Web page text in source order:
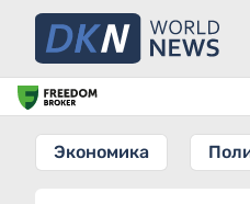
Экономика